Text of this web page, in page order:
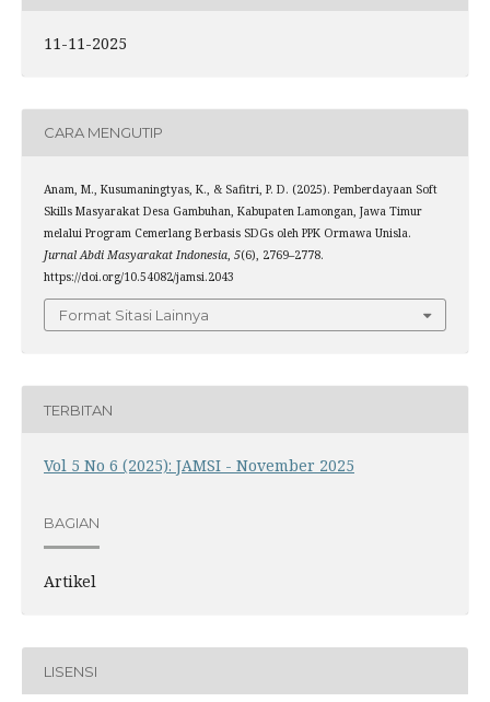
11-11-2025
CARA MENGUTIP
Anam, M., Kusumaningtyas, K., & Safitri, P. D. (2025). Pemberdayaan Soft
Skills Masyarakat Desa Gambuhan, Kabupaten Lamongan, Jawa Timur
melalui Program Cemerlang Berbasis SDGs oleh PPK Ormawa Unisla.
Jurnal Abdi Masyarakat Indonesia, 5(6), 2769–2778.
https://doi.org/10.54082/jamsi.2043
Format Sitasi Lainnya
TERBITAN
Vol 5 No 6 (2025): JAMSI - November 2025
BAGIAN
Artikel
LISENSI